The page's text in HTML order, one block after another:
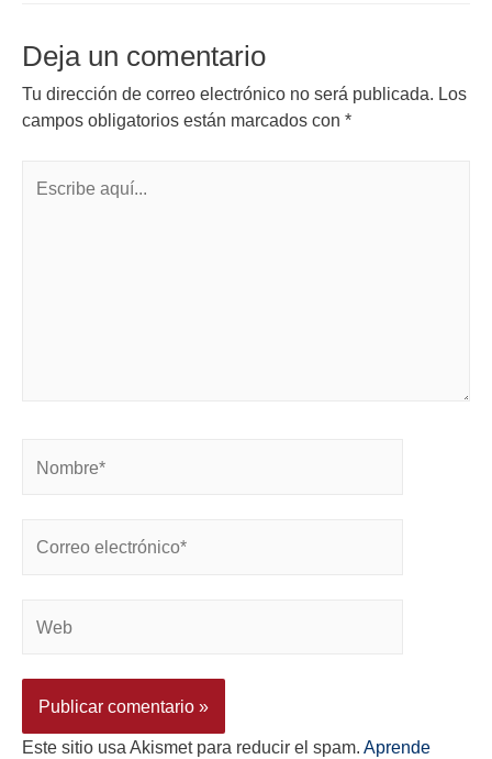
Deja un comentario
Tu dirección de correo electrónico no será publicada. Los
campos obligatorios están marcados con *
Este sitio usa Akismet para reducir el spam. Aprende